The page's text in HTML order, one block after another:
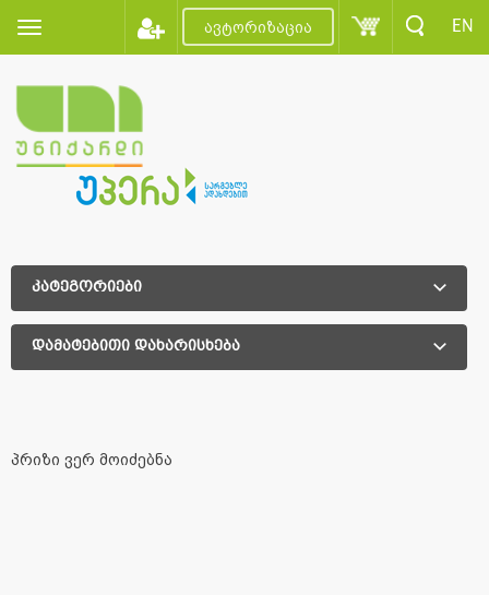
ავტორიზაცია EN
კატეგორიები
დამატებითი დახარისხება
პრიზი ვერ მოიძებნა